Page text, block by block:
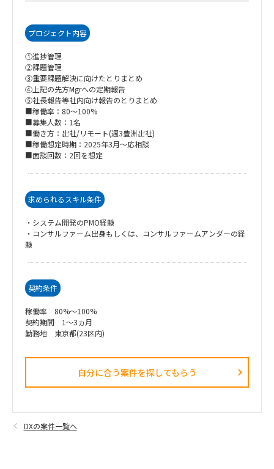
プロジェクト内容
①進捗管理
②課題管理
③重要課題解決に向けたとりまとめ
④上記の先方Mgrへの定期報告
⑤社長報告等社内向け報告のとりまとめ
■稼働率：80～100%
■募集人数：1名
■働き方：出社/リモート(週3豊洲出社)
■稼働想定時期：2025年3月～応相談
■面談回数：2回を想定
求められるスキル条件
・システム開発のPMO経験
・コンサルファーム出身もしくは、コンサルファームアンダーの経
験
契約条件
稼働率 80%～100%
契約期間 1～3ヵ月
勤務地 東京都(23区内)
自分に合う案件を探してもらう​
DXの案件一覧へ